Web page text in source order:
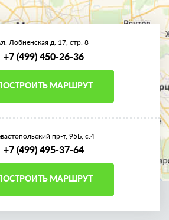
Лобненская д. 17, стр. 8
+7 (499) 450-26-36
МАРШРУТ
пр-т, 95Б, с.4
+7 (499) 495-37-64
МАРШРУТ